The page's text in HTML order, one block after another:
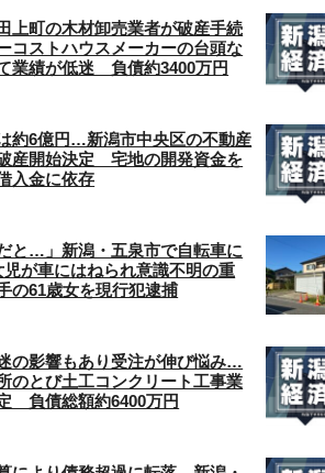
上町の木材卸売業者が破産手続
コストハウスメーカーの台頭な
業績が低迷 負債約3400万円
約6億円…新潟市中央区の不動産
産開始決定 宅地の開発資金を
入金に依存
と…」新潟・五泉市で自転車に
が車にはねられ意識不明の重
61歳女を現行犯逮捕
の影響もあり受注が伸び悩み…
のとび土工コンクリート工事業
負債総額約6400万円